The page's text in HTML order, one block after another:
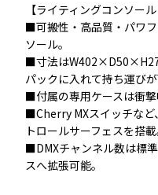
【ライティングコンソー
■可搬性・高品質・パワ
ソール。
■寸法は
パックに入れて持ち運びが
■付属の専用ケースは衝撃
■Cherry MXスイッチな
トロールサーフェスを搭載
■DMXチャンネル数は標
スへ拡張可能。